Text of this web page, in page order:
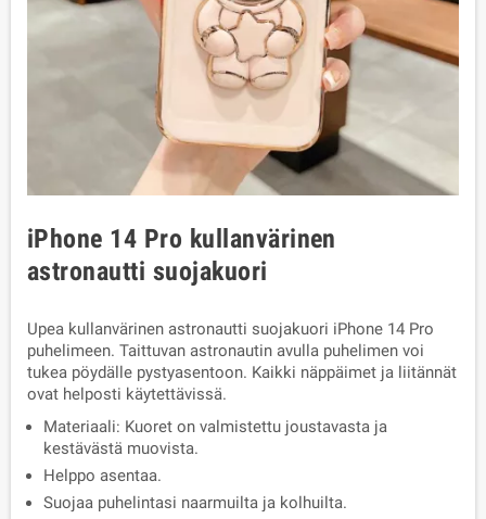
iPhone 14 Pro kullanvärinen
astronautti suojakuori
Upea kullanvärinen astronautti suojakuori iPhone 14 Pro
puhelimeen. Taittuvan astronautin avulla puhelimen voi
tukea pöydälle pystyasentoon. Kaikki näppäimet ja liitännät
ovat helposti käytettävissä.
Materiaali: Kuoret on valmistettu joustavasta ja
kestävästä muovista.
Helppo asentaa.
Suojaa puhelintasi naarmuilta ja kolhuilta.